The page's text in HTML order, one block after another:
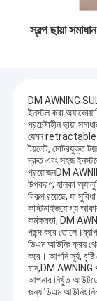
স্বল্প ছায়া
DM AWNING
ইনস্টল করা
প্রচেষ্টাহীন ছায়া
যেমন retractable
টয়লেট, মোটরযুক্ত
দ্রুত এবং সহজ
প্রয়োজনDM
উপকরণ, হালকা
বিকল্প রয়েছে, যা
কাস্টমাইজযোগ্য
কর্মক্ষমতা, DM
পছন্দ করে
ডিএম আউনিং ক্রয়
করে। আপনি সূর্য,
চান,DM AWNING
আপনার নিখুঁত
জন্য ডিএম আউনিং